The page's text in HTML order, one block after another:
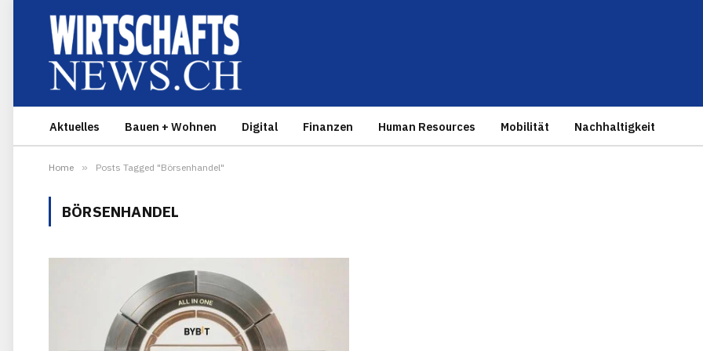
Aktuelles Bauen + Wohnen Digital Finanzen Human Resources Mobilität Nachhaltigkeit
Home » Posts Tagged "Börsenhandel"
BÖRSENHANDEL